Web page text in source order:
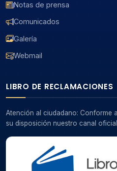
Notas de prensa
Comunicados
Galería
Webmail
LIBRO DE RECLAMACIONES
Atención al ciudadano: Conforme
su disposición nuestro canal